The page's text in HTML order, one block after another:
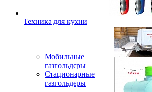
Техника для кухни
Мобильные
газгольдеры
Стационарные
газгольдеры